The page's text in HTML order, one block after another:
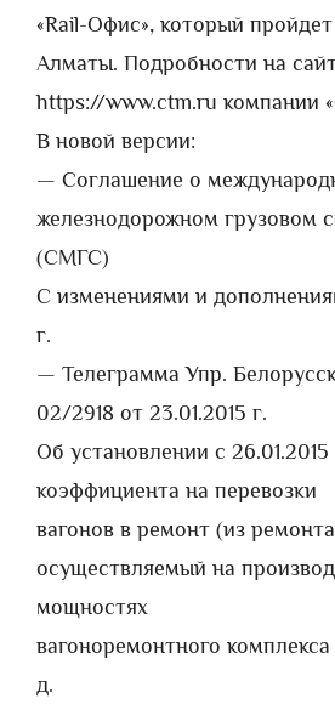
«Rail-Офис», который
Алматы. Подробности на
https://www.ctm.ru компании
В новой версии:
— Соглашение о
железнодорожном грузовом
(СМГС)
С изменениями и
г.
— Телеграмма Упр.
02/2918 от 23.01.2015 г.
Об установлении с 26.01.2015
коэффициента на перевозки
вагонов в ремонт (из
осуществляемый на
мощностях
вагоноремонтного
д.